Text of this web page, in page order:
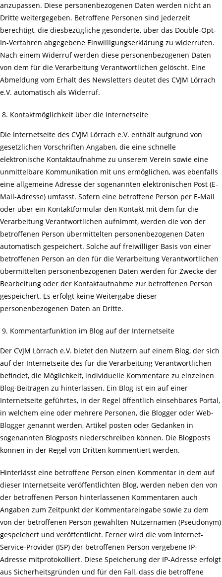
anzupassen. Diese personenbezogenen Daten werden nicht an
Dritte weitergegeben. Betroffene Personen sind jederzeit
berechtigt, die diesbezügliche gesonderte, über das Double-Opt-
In-Verfahren abgegebene Einwilligungserklärung zu widerrufen.
Nach einem Widerruf werden diese personenbezogenen Daten
von dem für die Verarbeitung Verantwortlichen gelöscht. Eine
Abmeldung vom Erhalt des Newsletters deutet des CVJM Lörrach
e.V. automatisch als Widerruf.
Kontaktmöglichkeit über die Internetseite
Die Internetseite des CVJM Lörrach e.V. enthält aufgrund von
gesetzlichen Vorschriften Angaben, die eine schnelle
elektronische Kontaktaufnahme zu unserem Verein sowie eine
unmittelbare Kommunikation mit uns ermöglichen, was ebenfalls
eine allgemeine Adresse der sogenannten elektronischen Post (E-
Mail-Adresse) umfasst. Sofern eine betroffene Person per E-Mail
oder über ein Kontaktformular den Kontakt mit dem für die
Verarbeitung Verantwortlichen aufnimmt, werden die von der
betroffenen Person übermittelten personenbezogenen Daten
automatisch gespeichert. Solche auf freiwilliger Basis von einer
betroffenen Person an den für die Verarbeitung Verantwortlichen
übermittelten personenbezogenen Daten werden für Zwecke der
Bearbeitung oder der Kontaktaufnahme zur betroffenen Person
gespeichert. Es erfolgt keine Weitergabe dieser
personenbezogenen Daten an Dritte.
Kommentarfunktion im Blog auf der Internetseite
Der CVJM Lörrach e.V. bietet den Nutzern auf einem Blog, der sich
auf der Internetseite des für die Verarbeitung Verantwortlichen
befindet, die Möglichkeit, individuelle Kommentare zu einzelnen
Blog-Beiträgen zu hinterlassen. Ein Blog ist ein auf einer
Internetseite geführtes, in der Regel öffentlich einsehbares Portal,
in welchem eine oder mehrere Personen, die Blogger oder Web-
Blogger genannt werden, Artikel posten oder Gedanken in
sogenannten Blogposts niederschreiben können. Die Blogposts
können in der Regel von Dritten kommentiert werden.
Hinterlässt eine betroffene Person einen Kommentar in dem auf
dieser Internetseite veröffentlichten Blog, werden neben den von
der betroffenen Person hinterlassenen Kommentaren auch
Angaben zum Zeitpunkt der Kommentareingabe sowie zu dem
von der betroffenen Person gewählten Nutzernamen (Pseudonym)
gespeichert und veröffentlicht. Ferner wird die vom Internet-
Service-Provider (ISP) der betroffenen Person vergebene IP-
Adresse mitprotokolliert. Diese Speicherung der IP-Adresse erfolgt
aus Sicherheitsgründen und für den Fall, dass die betroffene